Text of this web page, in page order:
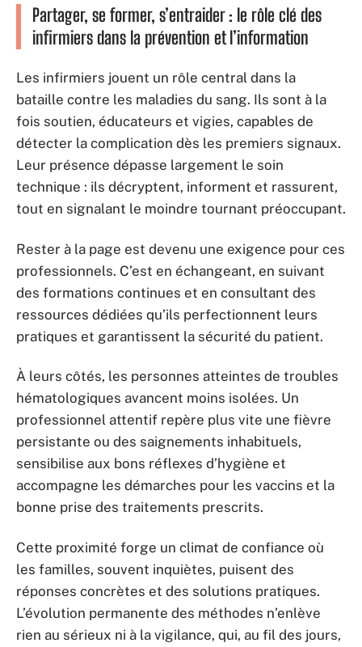
Partager, se former, s’entraider : le rôle clé des
infirmiers dans la prévention et l’information
Les infirmiers jouent un rôle central dans la
bataille contre les maladies du sang. Ils sont à la
fois soutien, éducateurs et vigies, capables de
détecter la complication dès les premiers signaux.
Leur présence dépasse largement le soin
technique : ils décryptent, informent et rassurent,
tout en signalant le moindre tournant préoccupant.
Rester à la page est devenu une exigence pour ces
professionnels. C’est en échangeant, en suivant
des formations continues et en consultant des
ressources dédiées qu’ils perfectionnent leurs
pratiques et garantissent la sécurité du patient.
À leurs côtés, les personnes atteintes de troubles
hématologiques avancent moins isolées. Un
professionnel attentif repère plus vite une fièvre
persistante ou des saignements inhabituels,
sensibilise aux bons réflexes d’hygiène et
accompagne les démarches pour les vaccins et la
bonne prise des traitements prescrits.
Cette proximité forge un climat de confiance où
les familles, souvent inquiètes, puisent des
réponses concrètes et des solutions pratiques.
L’évolution permanente des méthodes n’enlève
rien au sérieux ni à la vigilance, qui, au fil des jours,